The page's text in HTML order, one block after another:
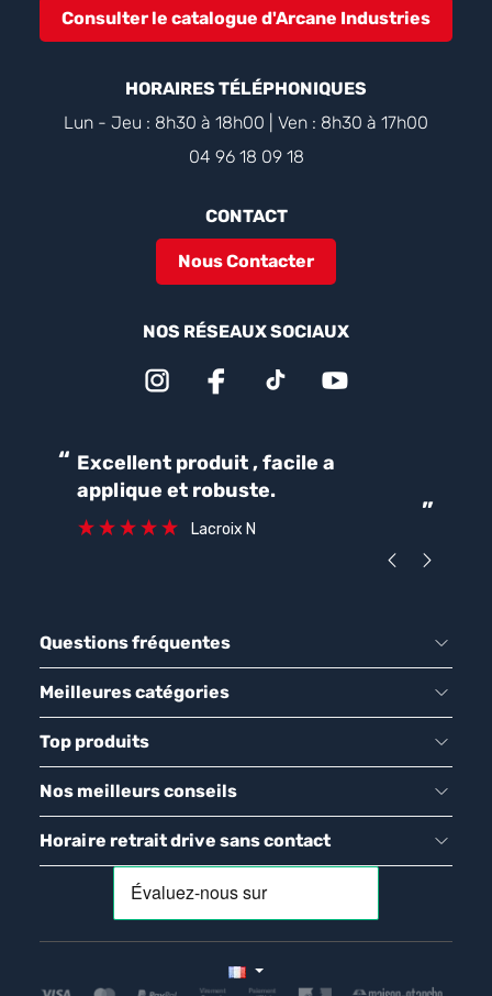
Consulter le catalogue d'Arcane Industries
HORAIRES TÉLÉPHONIQUES
Lun - Jeu : 8h30 à 18h00 | Ven : 8h30 à 17h00
04 96 18 09 18
CONTACT
Nous Contacter
NOS RÉSEAUX SOCIAUX
“
”
Excellent produit , facile a
applique et robuste.
Lacroix N
Questions fréquentes
Meilleures catégories
Top produits
Nos meilleurs conseils
Horaire retrait drive sans contact